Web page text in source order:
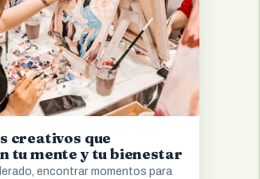
creativos que
tu mente y tu bienestar
encontrar momentos para